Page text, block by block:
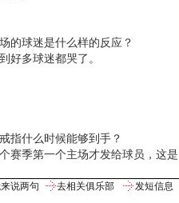
球迷是什么样的反应？
多球迷都哭了。
什么时候能够到手？
季第一个主场才发给球员，这是
说两句 去相关俱乐部 发短信息